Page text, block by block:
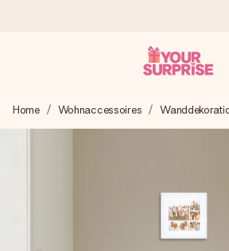
Wir bereiten dein Geschenk sorgfältig
blitzschnell – damit du es genau zum
4,8 (basierend auf +15.000
Unsere Geschenke begeistern.
Home Wohnaccessoires